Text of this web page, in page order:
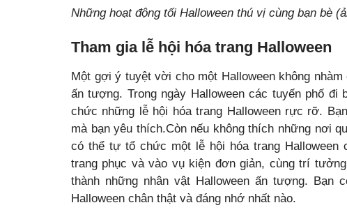
Những hoạt động tối Halloween thú vị cùng bạn bè
Tham gia lễ hội hóa trang Halloween
Một gợi ý tuyệt vời cho một Halloween không
ấn tượng. Trong ngày Halloween các tuyến phố
chức những lễ hội hóa trang Halloween rực rỡ.
mà bạn yêu thích.Còn nếu không thích những nơi
có thể tự tổ chức một lễ hội hóa trang Halloween
trang phục và vào vụ kiện đơn giản, cùng trí
thành những nhân vật Halloween ấn tượng.
Halloween chân thật và đáng nhớ nhất nào.